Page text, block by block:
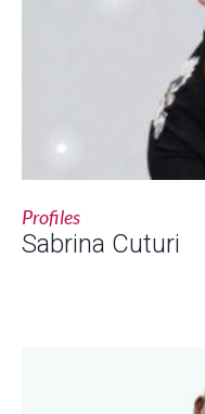
Profiles
Sabrina Cuturi